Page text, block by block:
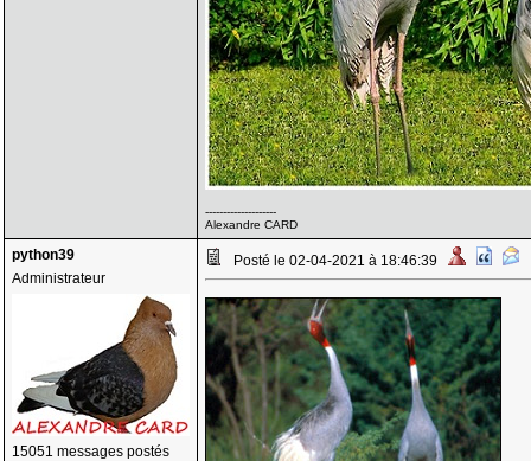
--------------------
Alexandre CARD
python39
Administrateur
15051 messages postés
Posté le 02-04-2021 à 18:46:39